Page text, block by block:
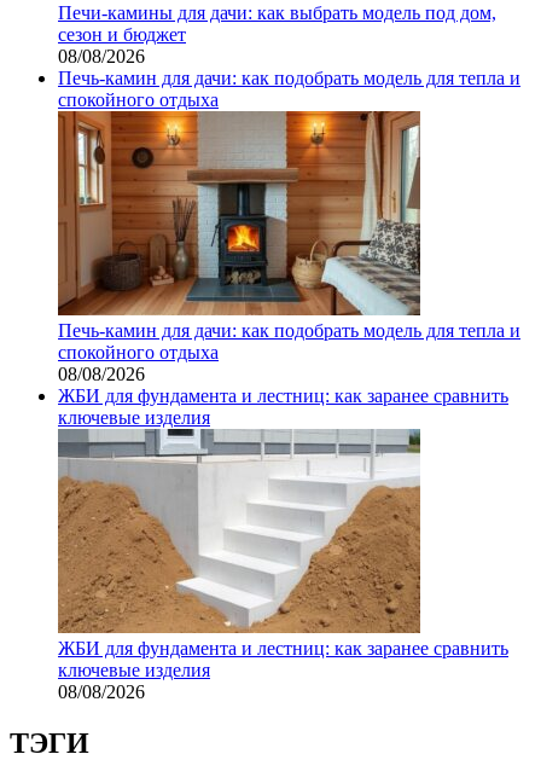
Печи-камины для дачи: как выбрать модель под дом,
сезон и бюджет
08/08/2026
Печь-камин для дачи: как подобрать модель для тепла и
спокойного отдыха
Печь-камин для дачи: как подобрать модель для тепла и
спокойного отдыха
08/08/2026
ЖБИ для фундамента и лестниц: как заранее сравнить
ключевые изделия
ЖБИ для фундамента и лестниц: как заранее сравнить
ключевые изделия
08/08/2026
ТЭГИ